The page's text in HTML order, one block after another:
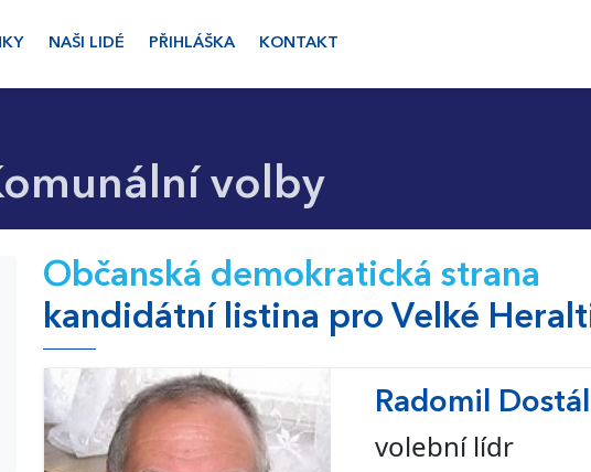
NAŠI LIDÉ PŘIHLÁŠKA KONTAKT
volby
Občanská demokratická strana
kandidátní listina pro Velké
Radomil Dostál
volební lídr